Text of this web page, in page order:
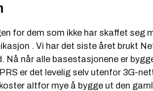
for dem som ikke har skaffet seg
. Vi har det siste året brukt
Nå når alle basestasjonene er
er det levelig selv utenfor 3G-
altfor mye å bygge ut den